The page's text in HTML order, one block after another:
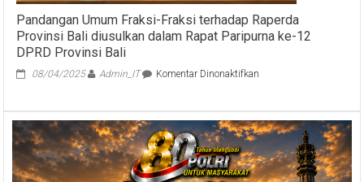
Pandangan Umum Fraksi-Fraksi terhadap Raperda
Provinsi Bali diusulkan dalam Rapat Paripurna ke-12
DPRD Provinsi Bali
08/04/2025 Admin_IT Komentar Dinonaktifkan
Fraksi
terhadap
Raperda
Provinsi